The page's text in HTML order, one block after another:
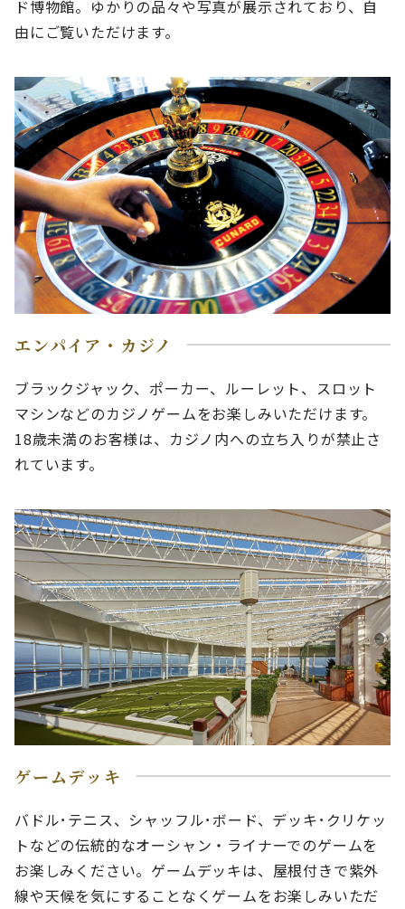
ド博物館。ゆかりの品々や写真が展示されており、自
由にご覧いただけます。
エンパイア・カジノ
ブラックジャック、ポーカー、ルーレット、スロット
マシンなどのカジノゲームをお楽しみいただけます。
18歳未満のお客様は、カジノ内への立ち入りが禁止さ
れています。
ゲームデッキ
バドル･テニス、シャッフル･ボード、デッキ･クリケッ
トなどの伝統的なオーシャン・ライナーでのゲームを
お楽しみください。ゲームデッキは、屋根付きで紫外
線や天候を気にすることなくゲームをお楽しみいただ